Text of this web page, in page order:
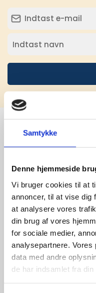
Samtykke
Denne hjemmeside
Vi bruger cookies til at
annoncer, til at vise dig
at analysere vores
din brug af vores
for sociale medier,
analysepartnere. Vores
data med andre
de har indsamlet fra
For at
med
anerkendte